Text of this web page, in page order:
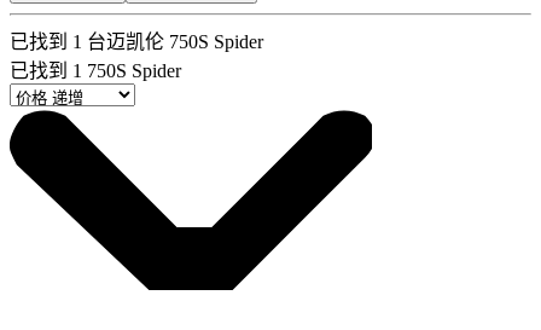
已找到 1 台迈凯伦 750S Spider
已找到 1 750S Spider